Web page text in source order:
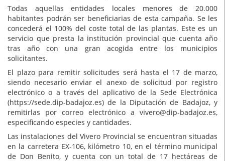
Todas aquellas entidades locales menores de 20.000
habitantes podrán ser beneficiarias de esta campaña. Se les
concederá el 100% del coste total de las plantas. Este es un
servicio que presta la institución provincial que cuenta año
tras año con una gran acogida entre los municipios
solicitantes.
El plazo para remitir solicitudes será hasta el 17 de marzo,
siendo necesario enviar el anexo de solicitud por registro
electrónico o a través del aplicativo de la Sede Electrónica
(https://sede.dip-badajoz.es) de la Diputación de Badajoz, y
remitirlas por correo electrónico a vivero@dip-badajoz.es,
especificando especies y cantidades.
Las instalaciones del Vivero Provincial se encuentran situadas
en la carretera EX-106, kilómetro 10, en el término municipal
de Don Benito, y cuenta con un total de 17 hectáreas de